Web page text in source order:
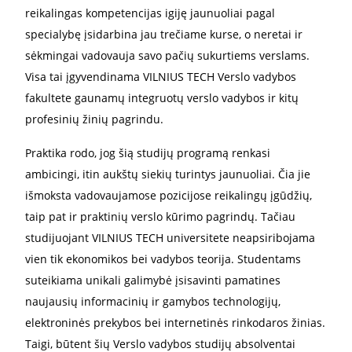
reikalingas kompetencijas igiję jaunuoliai pagal
specialybę įsidarbina jau trečiame kurse, o neretai ir
sėkmingai vadovauja savo pačių sukurtiems verslams.
Visa tai įgyvendinama VILNIUS TECH Verslo vadybos
fakultete gaunamų integruotų verslo vadybos ir kitų
profesinių žinių pagrindu.
Praktika rodo, jog šią studijų programą renkasi
ambicingi, itin aukštų siekių turintys jaunuoliai. Čia jie
išmoksta vadovaujamose pozicijose reikalingų įgūdžių,
taip pat ir praktinių verslo kūrimo pagrindų. Tačiau
studijuojant VILNIUS TECH universitete neapsiribojama
vien tik ekonomikos bei vadybos teorija. Studentams
suteikiama unikali galimybė įsisavinti pamatines
naujausių informacinių ir gamybos technologijų,
elektroninės prekybos bei internetinės rinkodaros žinias.
Taigi, būtent šių Verslo vadybos studijų absolventai